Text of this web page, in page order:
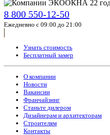
8 800 550-12-50
Ежедневно с 09:00 до 21:00
Узнать стоимость
Бесплатный замер
О компании
Новости
Вакансии
Франчайзинг
Станьте дилером
Дизайнерам и архитекторам
Строителям
Контакты